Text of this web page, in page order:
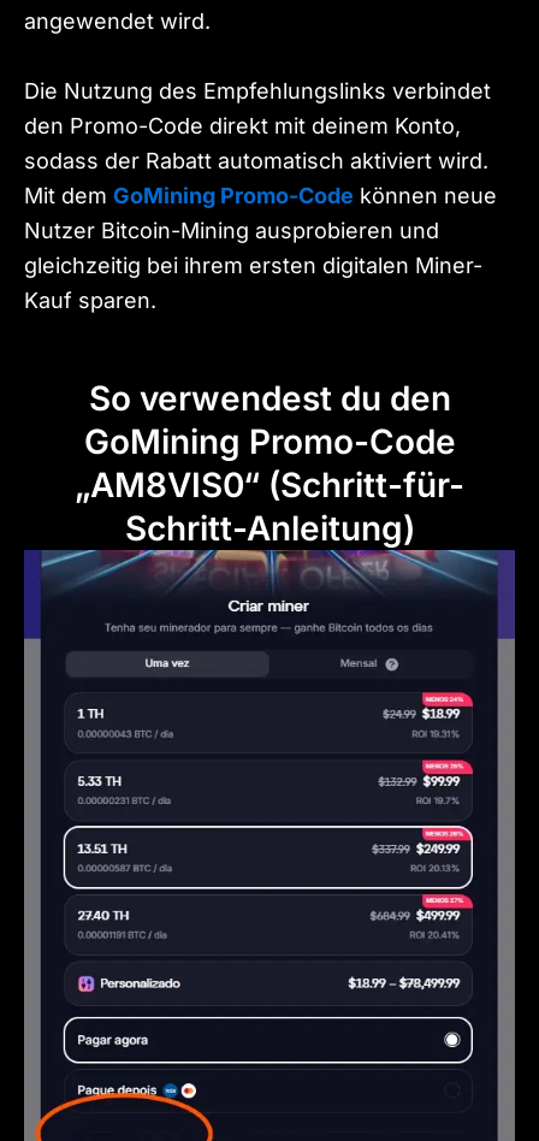
angewendet wird.
Die Nutzung des Empfehlungslinks verbindet
den Promo-Code direkt mit deinem Konto,
sodass der Rabatt automatisch aktiviert wird.
Mit dem GoMining Promo-Code können neue
Nutzer Bitcoin-Mining ausprobieren und
gleichzeitig bei ihrem ersten digitalen Miner-
Kauf sparen.
So verwendest du den
GoMining Promo-Code
„AM8VIS0“ (Schritt-für-
Schritt-Anleitung)